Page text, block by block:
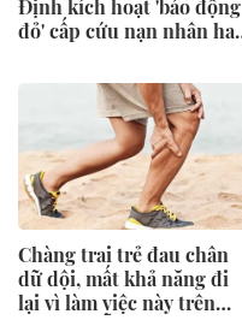
Định kích hoạt 'báo động
đỏ' cấp cứu nạn nhân hai
Chàng trai trẻ đau chân
dữ dội, mất khả năng đi
lại vì làm việc này trên